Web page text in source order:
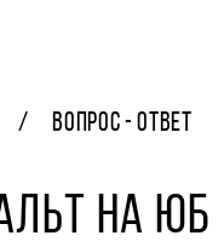
ВОПРОС - ОТВЕТ
НА ЮБ